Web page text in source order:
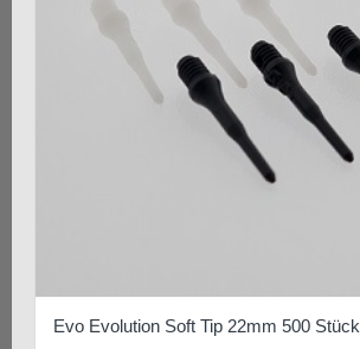
Evo Evolution Soft Tip 22mm 500 Stück